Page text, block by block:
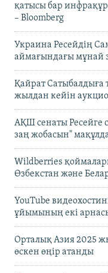
қатысы бар
– Bloomberg
Украина Ресейдің
аймағындағы мұнай
Қайрат Сатыбалдыға
жылдан кейін
АҚШ сенаты Ресейге
заң жобасын"
Wildberries
Өзбекстан және
YouTube
ұйымының екі
Орталық Азия 2025
өскен өңір атанды